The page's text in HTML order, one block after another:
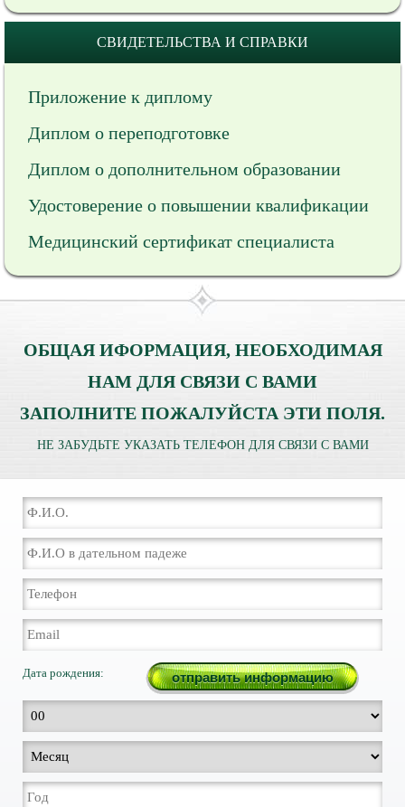
СВИДЕТЕЛЬСТВА И СПРАВКИ
Приложение к диплому
Диплом о переподготовке
Диплом о дополнительном образовании
Удостоверение о повышении квалификации
Медицинский сертификат специалиста
ОБЩАЯ ИФОРМАЦИЯ, НЕОБХОДИМАЯ
НАМ ДЛЯ СВЯЗИ С ВАМИ
ЗАПОЛНИТЕ ПОЖАЛУЙСТА ЭТИ ПОЛЯ.
НЕ ЗАБУДЬТЕ УКАЗАТЬ ТЕЛЕФОН ДЛЯ СВЯЗИ С ВАМИ
Дата рождения: